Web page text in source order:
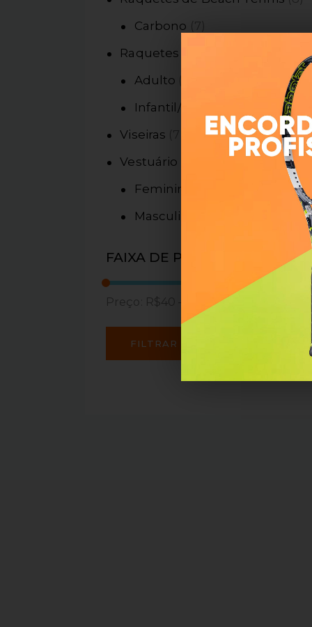
Carbono
7
Raquetes de Tênis
Adulto
Infantil/Junior
Viseiras
Vestuário
Feminino
Masculino
FAIXA DE PREÇO
FILTRAR
Preço: R$40 R$410